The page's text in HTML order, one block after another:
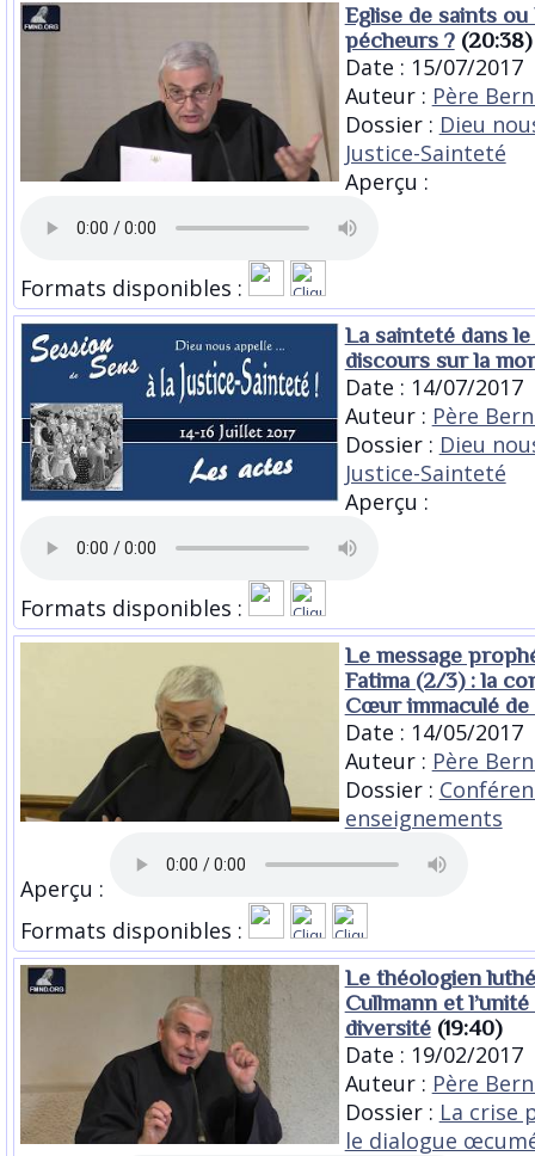
Eglise de saints ou
pécheurs ?(20:38)
Date : 15/07/2017
Auteur : Père
Dossier : Dieu
Justice-Sainteté
Aperçu :
Formats disponibles :
La sainteté dans
discours sur la
Date : 14/07/2017
Auteur : Père
Dossier : Dieu
Justice-Sainteté
Aperçu :
Formats disponibles :
Le message
Fatima (2/3) : la
Cœur immaculé de
Date : 14/05/2017
Auteur : Père
Dossier :
enseignements
Aperçu :
Formats disponibles :
Le théologien
Cullmann et l’unité
diversité(19:40)
Date : 19/02/2017
Auteur : Père
Dossier : La crise
le dialogue